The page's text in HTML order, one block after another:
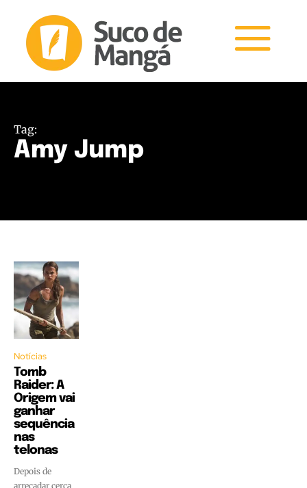
Tag:
Amy Jump
Notícias
Tomb
Raider: A
Origem vai
ganhar
sequência
nas
telonas
Depois de
arrecadar cerca